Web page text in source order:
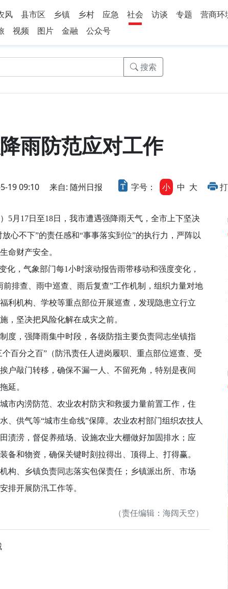
风 县市区 乡镇 乡村 应急 社会 访谈 专题 营商环
视频 图片 金融 公众号
搜索
雨防范应对工作
19 09:10 来自: 随州日报 字号： 小 中 大
17日至18日，我市遭遇强降雨天气，全市上下坚决
心不下”的责任感和“事事落实到位”的执行力，严阵以
命财产安全。
，气象部门每1小时滚动报告雨带移动和强度变化，
排查、雨中巡查、雨后复查”工作机制，组织力量对地
利机构、学校等重点部位开展巡查，发现隐患立行立
，坚决把风险化解在成灾之前。
，强降雨集中时段，各级防指主要负责同志坐镇指
百分之百”（防汛责任人进岗履职、重点部位巡查、受
户敲门转移，确保不漏一人、不留死角，特别是夜间
延。
内涝防范、农业农村防灾和救援力量前置工作，住
、供气等“城市生命线”保障。农业农村部门组织农技人
渍涝，督促养殖场、设施农业大棚做好加固排水；应
备和物资，确保关键时刻拉得出、顶得上、打得赢。
构、乡镇负责同志落实包保责任；乡镇派出所、市场
排开展防汛工作等。
（责任编辑：海阔天空）